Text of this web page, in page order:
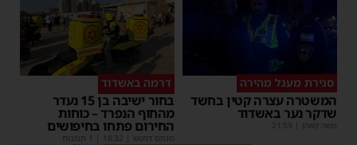
סגירת מעגל מהירה
המשטרה עצרה קטין בחשד
שדקר נער באשדוד
משה קאהן 21:59
דרמה באשדוד
בחור ישיבה בן 15 נעדר
מהחוף הנפרד – כוחות
החירום פתחו בחיפושים
מנחם דויטש 18:32